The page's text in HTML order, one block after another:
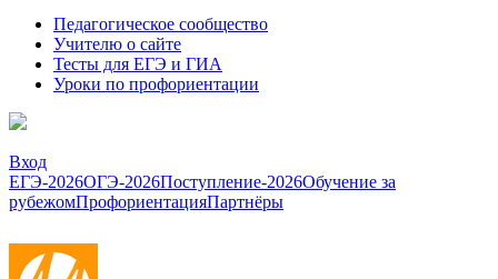
Педагогическое сообщество
Учителю о сайте
Тесты для ЕГЭ и ГИА
Уроки по профориентации
Вход
ЕГЭ-2026ОГЭ-2026Поступление-2026Обучение за
рубежомПрофориентацияПартнёры